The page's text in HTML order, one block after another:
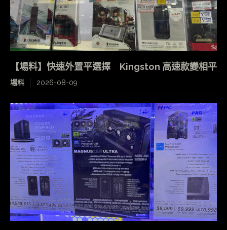
【場料】快速外置平選擇 Kingston 高速款變相平
場料 2026-08-09